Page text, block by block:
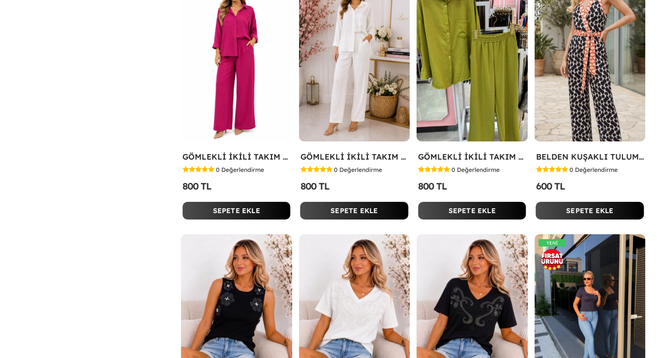
GÖMLEKLİ İKİLİ TAKIM Fuşya
0 Değerlendirme
800 TL
SEPETE EKLE
GÖMLEKLİ İKİLİ TAKIM Beyaz
0 Değerlendirme
800 TL
SEPETE EKLE
GÖMLEKLİ İKİLİ TAKIM Yeşil
0 Değerlendirme
800 TL
SEPETE EKLE
BELDEN KUŞAKLI TULUM Siyah
0 Değerlendirme
600 TL
SEPETE EKLE
YENİ